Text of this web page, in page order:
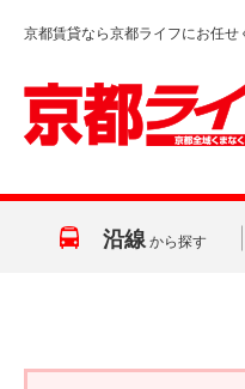
京都賃貸なら京都ライフにお任
沿線 から探す